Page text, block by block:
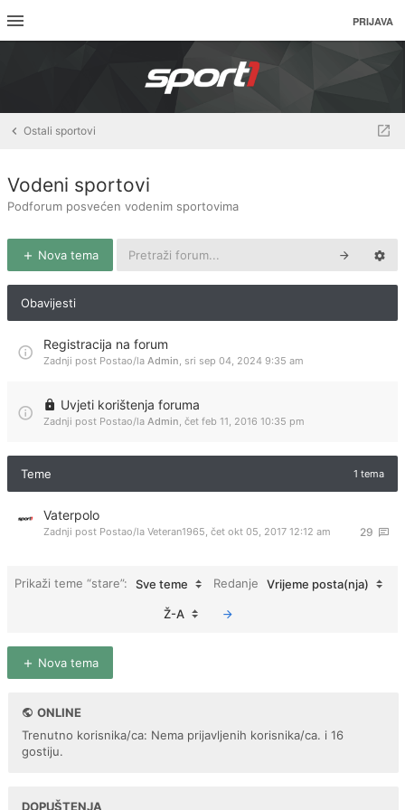
PRIJAVA
Ostali sportovi
Vodeni sportovi
Podforum posvećen vodenim sportovima
Nova tema
Obavijesti
Registracija na forum
Zadnji post Postao/la Admin, sri sep 04, 2024 9:35 am
Uvjeti korištenja foruma
Zadnji post Postao/la Admin, čet feb 11, 2016 10:35 pm
Teme 1 tema
Vaterpolo
29
Zadnji post Postao/la Veteran1965, čet okt 05, 2017 12:12 am
Prikaži teme “stare”: Sve teme Redanje Vrijeme posta(nja)
Ž-A
Nova tema
ONLINE
Trenutno korisnika/ca: Nema prijavljenih korisnika/ca. i 16
gostiju.
DOPUŠTENJA